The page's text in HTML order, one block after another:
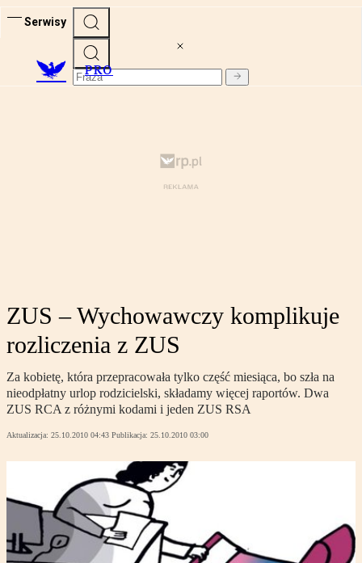
Serwisy
PRO
ZUS – Wychowawczy komplikuje
rozliczenia z ZUS
Za kobietę, która przepracowała tylko część miesiąca, bo szła na
nieodpłatny urlop rodzicielski, składamy więcej raportów. Dwa
ZUS RCA z różnymi kodami i jeden ZUS RSA
Aktualizacja: 25.10.2010 04:43 Publikacja: 25.10.2010 03:00